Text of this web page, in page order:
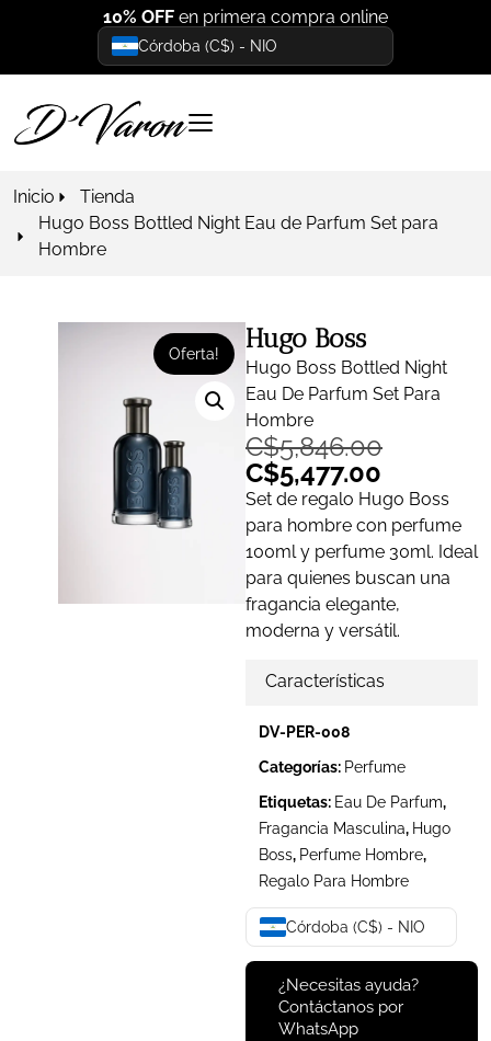
10% OFF en primera compra online
Córdoba (C$) - NIO
Inicio
Tienda
Hugo Boss Bottled Night Eau de Parfum Set para
Hombre
Oferta! Hugo Boss
Hugo Boss Bottled Night
Eau De Parfum Set Para
Hombre
C$5,846.00
C$5,477.00
Set de regalo Hugo Boss
para hombre con perfume
100ml y perfume 30ml. Ideal
para quienes buscan una
fragancia elegante,
moderna y versátil.
Características
DV-PER-008
Categorías: Perfume
Etiquetas: Eau De Parfum,
Fragancia Masculina, Hugo
Boss, Perfume Hombre,
Regalo Para Hombre
Córdoba (C$) - NIO
¿Necesitas ayuda?
Contáctanos por
WhatsApp